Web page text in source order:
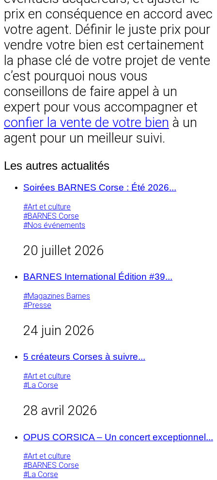
prix en conséquence en accord avec
votre agent. Définir le juste prix pour
vendre votre bien est certainement
la phase clé de votre projet de vente
c’est pourquoi nous vous
conseillons de faire appel à un
expert pour vous accompagner et
confier la vente de votre bien à un
agent pour un meilleur suivi.
Les autres actualités
Soirées BARNES Corse : Été 2026...
#Art et culture
#BARNES Corse
#Nos événements
20 juillet 2026
BARNES International Édition #39...
#Magazines Barnes
#Presse
24 juin 2026
5 créateurs Corses à suivre...
#Art et culture
#La Corse
28 avril 2026
OPUS CORSICA – Un concert exceptionnel...
#Art et culture
#BARNES Corse
#La Corse